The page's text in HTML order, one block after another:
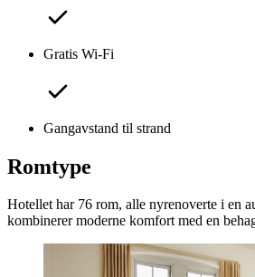
Gratis Wi-Fi
Gangavstand til strand
Romtype
Hotellet har 76 rom, alle nyrenoverte i en
kombinerer moderne komfort med en